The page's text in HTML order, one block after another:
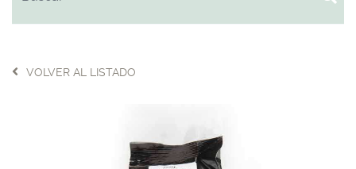
VOLVER AL LISTADO